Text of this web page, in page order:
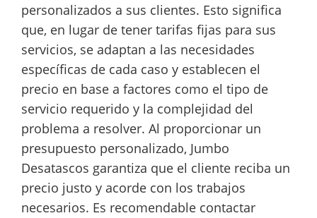
personalizados a sus clientes. Esto significa
que, en lugar de tener tarifas fijas para sus
servicios, se adaptan a las necesidades
específicas de cada caso y establecen el
precio en base a factores como el tipo de
servicio requerido y la complejidad del
problema a resolver. Al proporcionar un
presupuesto personalizado, Jumbo
Desatascos garantiza que el cliente reciba un
precio justo y acorde con los trabajos
necesarios. Es recomendable contactar